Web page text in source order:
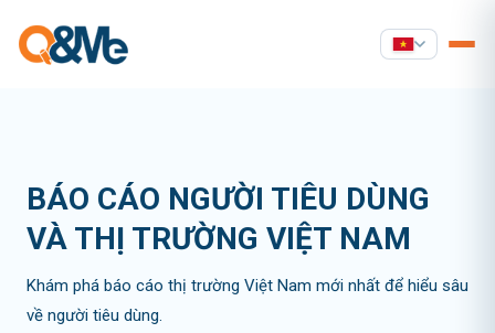
BÁO CÁO NGƯỜI TIÊU DÙNG
VÀ THỊ TRƯỜNG VIỆT NAM
Khám phá báo cáo thị trường Việt Nam mới nhất để hiểu sâu
về người tiêu dùng.